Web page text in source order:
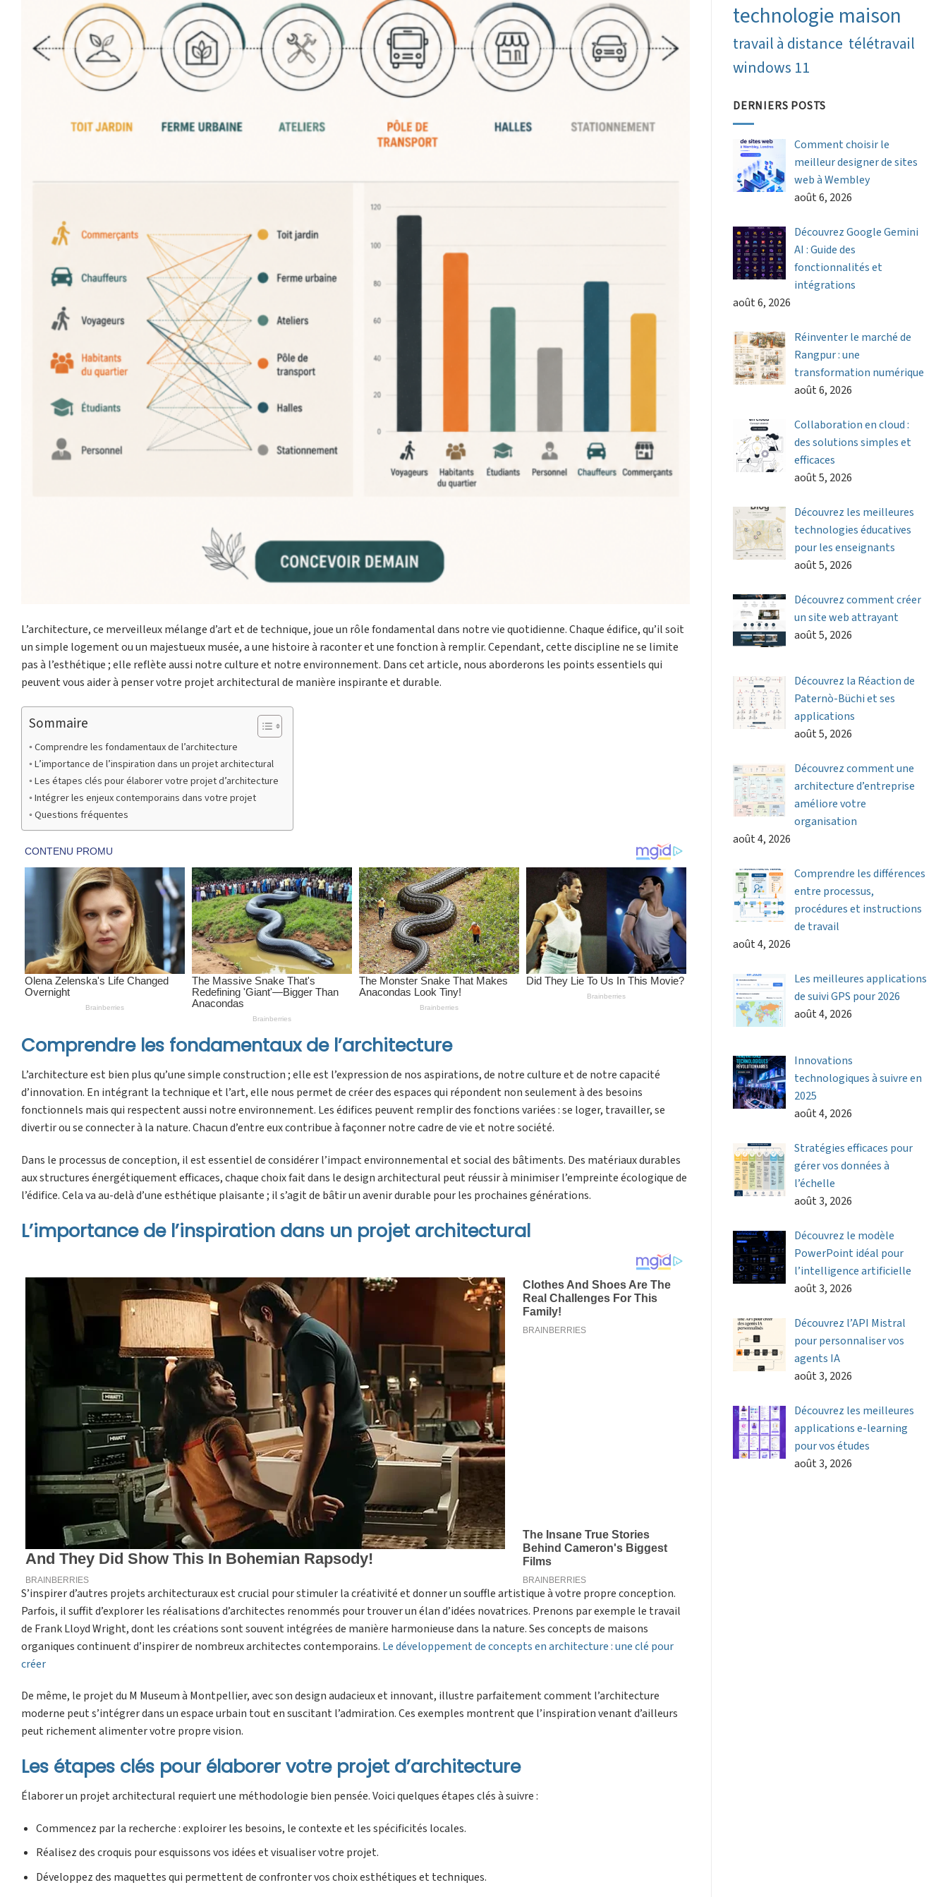
L’architecture, ce merveilleux mélange d’art et de technique, joue un rôle fondamental dans notre vie quotidienne. Chaque édifice, qu’il soit
un simple logement ou un majestueux musée, a une histoire à raconter et une fonction à remplir. Cependant, cette discipline ne se limite
pas à l’esthétique ; elle reflète aussi notre culture et notre environnement. Dans cet article, nous aborderons les points essentiels qui
peuvent vous aider à penser votre projet architectural de manière inspirante et durable.
Sommaire
Comprendre les fondamentaux de l’architecture
L’importance de l’inspiration dans un projet architectural
Les étapes clés pour élaborer votre projet d’architecture
Intégrer les enjeux contemporains dans votre projet
Questions fréquentes
Comprendre les fondamentaux de l’architecture
L’architecture est bien plus qu’une simple construction ; elle est l’expression de nos aspirations, de notre culture et de notre capacité
d’innovation. En intégrant la technique et l’art, elle nous permet de créer des espaces qui répondent non seulement à des besoins
fonctionnels mais qui respectent aussi notre environnement. Les édifices peuvent remplir des fonctions variées : se loger, travailler, se
divertir ou se connecter à la nature. Chacun d’entre eux contribue à façonner notre cadre de vie et notre société.
Dans le processus de conception, il est essentiel de considérer l’impact environnemental et social des bâtiments. Des matériaux durables
aux structures énergétiquement efficaces, chaque choix fait dans le design architectural peut réussir à minimiser l’empreinte écologique de
l’édifice. Cela va au-delà d’une esthétique plaisante ; il s’agit de bâtir un avenir durable pour les prochaines générations.
L’importance de l’inspiration dans un projet architectural
S’inspirer d’autres projets architecturaux est crucial pour stimuler la créativité et donner un souffle artistique à votre propre conception.
Parfois, il suffit d’explorer les réalisations d’architectes renommés pour trouver un élan d’idées novatrices. Prenons par exemple le travail
de Frank Lloyd Wright, dont les créations sont souvent intégrées de manière harmonieuse dans la nature. Ses concepts de maisons
organiques continuent d’inspirer de nombreux architectes contemporains. Le développement de concepts en architecture : une clé pour
créer
De même, le projet du M Museum à Montpellier, avec son design audacieux et innovant, illustre parfaitement comment l’architecture
moderne peut s’intégrer dans un espace urbain tout en suscitant l’admiration. Ces exemples montrent que l’inspiration venant d’ailleurs
peut richement alimenter votre propre vision.
Les étapes clés pour élaborer votre projet d’architecture
Élaborer un projet architectural requiert une méthodologie bien pensée. Voici quelques étapes clés à suivre :
Commencez par la recherche : exploirer les besoins, le contexte et les spécificités locales.
Réalisez des croquis pour esquissons vos idées et visualiser votre projet.
Développez des maquettes qui permettent de confronter vos choix esthétiques et techniques.
technologie maison
travail à distance télétravail
windows 11
DERNIERS POSTS
Comment choisir le
meilleur designer de sites
web à Wembley
août 6, 2026
Découvrez Google Gemini
AI : Guide des
fonctionnalités et
intégrations
août 6, 2026
Réinventer le marché de
Rangpur : une
transformation numérique
août 6, 2026
Collaboration en cloud :
des solutions simples et
efficaces
août 5, 2026
Découvrez les meilleures
technologies éducatives
pour les enseignants
août 5, 2026
Découvrez comment créer
un site web attrayant
août 5, 2026
Découvrez la Réaction de
Paternò-Büchi et ses
applications
août 5, 2026
Découvrez comment une
architecture d’entreprise
améliore votre
organisation
août 4, 2026
Comprendre les différences
entre processus,
procédures et instructions
de travail
août 4, 2026
Les meilleures applications
de suivi GPS pour 2026
août 4, 2026
Innovations
technologiques à suivre en
2025
août 4, 2026
Stratégies efficaces pour
gérer vos données à
l’échelle
août 3, 2026
Découvrez le modèle
PowerPoint idéal pour
l’intelligence artificielle
août 3, 2026
Découvrez l’API Mistral
pour personnaliser vos
agents IA
août 3, 2026
Découvrez les meilleures
applications e-learning
pour vos études
août 3, 2026